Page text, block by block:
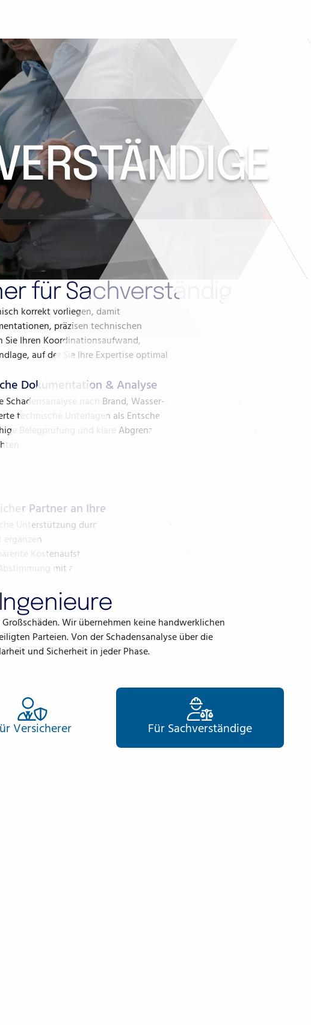
für Sachverständige
korrekt vorliegen, damit
präzisen technischen
Ihren Koordinationsaufwand,
auf der Sie Ihre Expertise optimal
Dokumentation & Analyse
Schadensanalyse nach Brand, Wasser- oder Elementarschaden
technische Unterlagen als Entscheidungsgrundlage
Belegprüfung und klare Abgrenzung relevanter Positionen für
Partner an Ihrer Seite
Unterstützung durch erfahrene Ingenieure, die Ihre Arbeit
ergänzen
Kostenaufstellung für nachvollziehbare Schadenabwicklung
mit allen Beteiligten Parteien
Wir übernehmen keine handwerklichen
Parteien. Von der Schadensanalyse über die
und Sicherheit in jeder Phase.
Für Sachverständige
Versicherer